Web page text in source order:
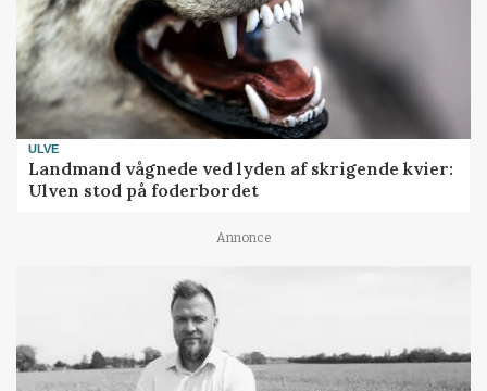
ULVE
Landmand vågnede ved lyden af skrigende kvier:
Ulven stod på foderbordet
Annonce